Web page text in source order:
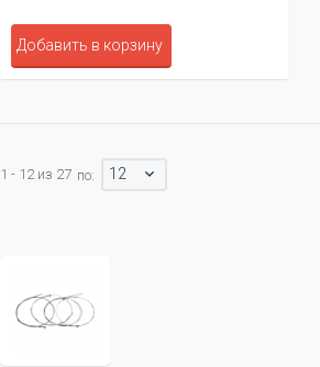
Добавить в корзину
1 - 12 из 27 по: 12